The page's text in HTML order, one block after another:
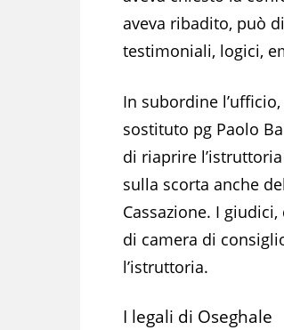
aveva ribadito, può
testimoniali, logici,
In subordine
sostituto pg Paolo
di riaprire
sulla scorta anche
Cassazione. I
di camera di
l’istruttoria.
I legali di Oseghale